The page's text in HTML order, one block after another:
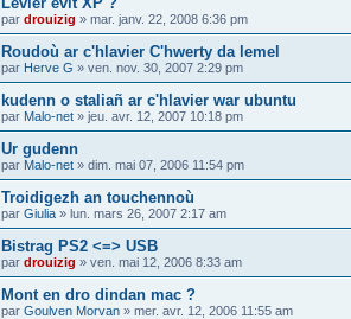
par drouizig » mar. janv. 22, 2008 6:36 pm
Roudoù ar c'hlavier C'hwerty da lemel
par Herve G » ven. nov. 30, 2007 2:29 pm
kudenn o staliañ ar c'hlavier war ubuntu
par Malo-net » jeu. avr. 12, 2007 10:18 pm
Ur gudenn
par Malo-net » dim. mai 07, 2006 11:54 pm
Troidigezh an touchennoù
par Giulia » lun. mars 26, 2007 2:17 am
Bistrag PS2 <=> USB
par drouizig » ven. mai 12, 2006 8:33 am
Mont en dro dindan mac ?
par Goulven Morvan » mer. avr. 12, 2006 11:55 am